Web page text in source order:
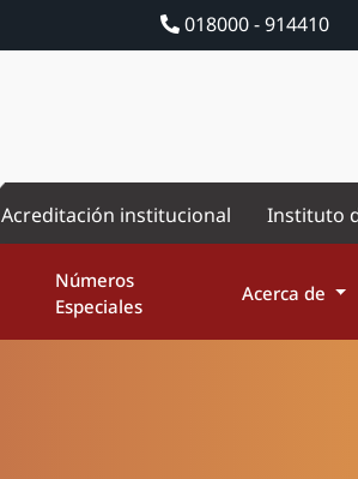
018000 - 914410
Acreditación institucional Instituto
Números
Especiales
Acerca de